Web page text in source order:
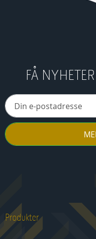
FÅ
Produkter